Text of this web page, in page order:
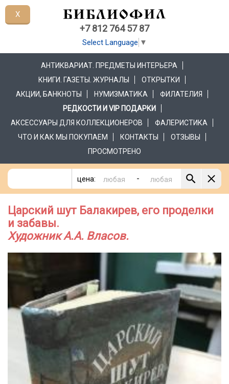
+7 812 764 57 87
Select Language ▼
АНТИКВАРИАТ. ПРЕДМЕТЫ ИНТЕРЬЕРА
КНИГИ. ГАЗЕТЫ. ЖУРНАЛЫ
ОТКРЫТКИ
АКЦИИ, БАНКНОТЫ
НУМИЗМАТИКА
ФИЛАТЕЛИЯ
РЕДКОСТИ И VIP ПОДАРКИ
АКСЕССУАРЫ ДЛЯ КОЛЛЕКЦИОНЕРОВ
ФАЛЕРИСТИКА
ЧТО И КАК МЫ ПОКУПАЕМ
КОНТАКТЫ
ОТЗЫВЫ
ПРОСМОТРЕНО
цена: -
Царский шут Балакирев, его проделки
и забавы.
Художник А.А. Власов.
X